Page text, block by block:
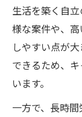
生活を築く自
様な案件や、
しやすい点が
できるため、
います。
一方で、長時